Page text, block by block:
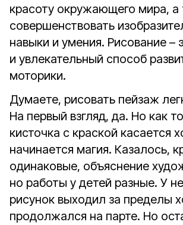
красоту окружающего мира, а
совершенствовать
навыки и умения. Рисование –
и увлекательный способ
моторики.
Думаете, рисовать пейзаж
На первый взгляд, да. Но как
кисточка с краской касается
начинается магия. Казалось,
одинаковые, объяснение
но работы у детей разные. У
рисунок выходил за пределы
продолжался на парте. Но